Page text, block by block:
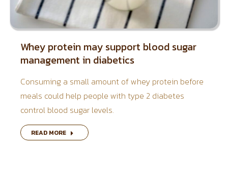
Whey protein may support blood sugar
management in diabetics
Consuming a small amount of whey protein before
meals could help people with type 2 diabetes
control blood sugar levels.
READ MORE